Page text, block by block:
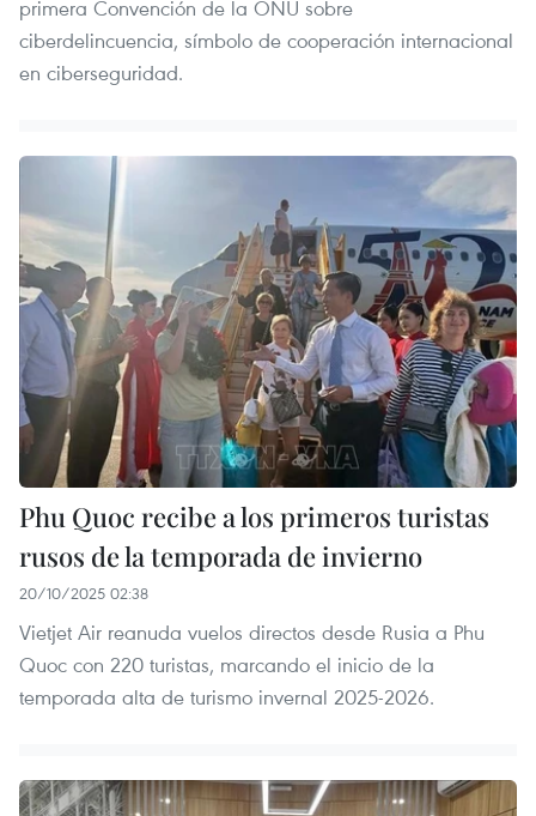
primera Convención de la ONU sobre
ciberdelincuencia, símbolo de cooperación internacional
en ciberseguridad.
Phu Quoc recibe a los primeros turistas
rusos de la temporada de invierno
20/10/2025 02:38
Vietjet Air reanuda vuelos directos desde Rusia a Phu
Quoc con 220 turistas, marcando el inicio de la
temporada alta de turismo invernal 2025-2026.